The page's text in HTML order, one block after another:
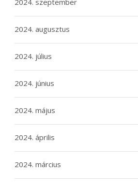
2024. szeptember
2024. augusztus
2024. július
2024. június
2024. május
2024. április
2024. március